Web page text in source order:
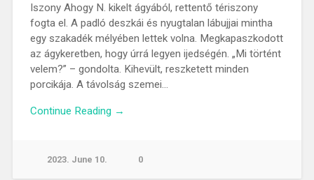
Iszony Ahogy N. kikelt ágyából, rettentő tériszony
fogta el. A padló deszkái és nyugtalan lábujjai mintha
egy szakadék mélyében lettek volna. Megkapaszkodott
az ágykeretben, hogy úrrá legyen ijedségén. „Mi történt
velem?” – gondolta. Kihevült, reszketett minden
porcikája. A távolság szemei…
Continue Reading →
2023. June 10. 0